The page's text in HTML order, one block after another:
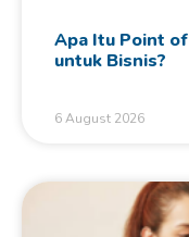
Apa Itu Point
untuk Bisnis?
6 August 2026